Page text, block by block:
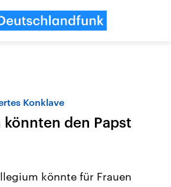
Konklave
könnten den Papst
könnte für Frauen